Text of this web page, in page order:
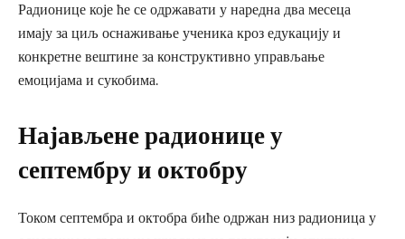
Радионице које ће се одржавати у наредна два месеца
имају за циљ оснаживање ученика кроз едукацију и
конкретне вештине за конструктивно управљање
емоцијама и сукобима.
Најављене радионице у
септембру и октобру
Током септембра и октобра биће одржан низ радионица у